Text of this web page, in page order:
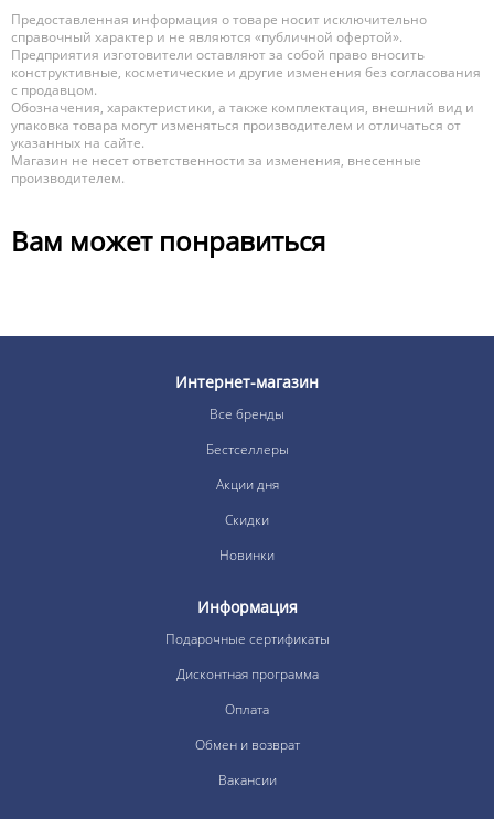
Предоставленная информация о товаре носит исключительно
справочный характер и не являются «публичной офертой».
Предприятия изготовители оставляют за собой право вносить
конструктивные, косметические и другие изменения без согласования
с продавцом.
Обозначения, характеристики, а также комплектация, внешний вид и
упаковка товара могут изменяться производителем и отличаться от
указанных на сайте.
Магазин не несет ответственности за изменения, внесенные
производителем.
Вам может понравиться
Интернет-магазин
Все бренды
Бестселлеры
Акции дня
Скидки
Новинки
Информация
Подарочные сертификаты
Дисконтная программа
Оплата
Обмен и возврат
Вакансии